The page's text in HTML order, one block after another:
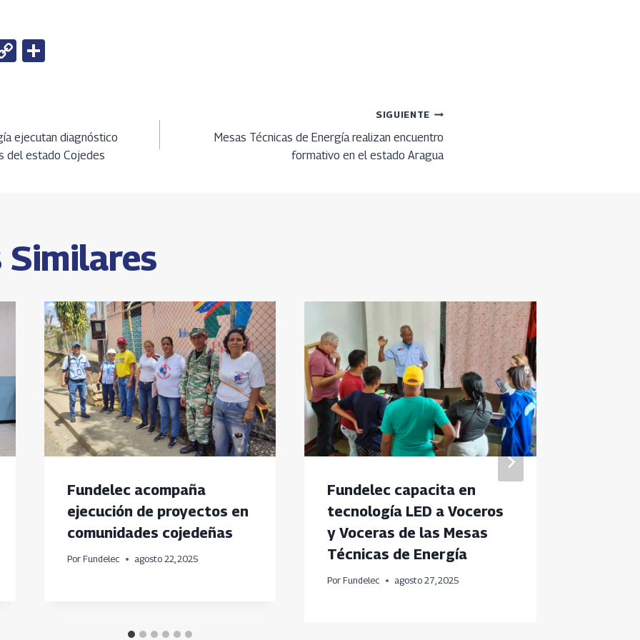
C
n
k
ejecutan diagnóstico
del estado Cojedes
SIGUIENTE
Mesas Técnicas de Energía realizan encuentro
formativo en el estado Aragua
Similares
Fundelec acompaña
ejecución de proyectos en
comunidades cojedeñas
Por Fundelec agosto 22, 2025
Fundelec capacita en
tecnología LED a Voceros
y Voceras de las Mesas
Técnicas de Energía
Por Fundelec agosto 27, 2025